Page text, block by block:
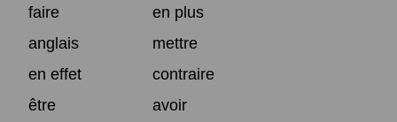
faire
en plus
anglais
mettre
en effet
contraire
être
avoir